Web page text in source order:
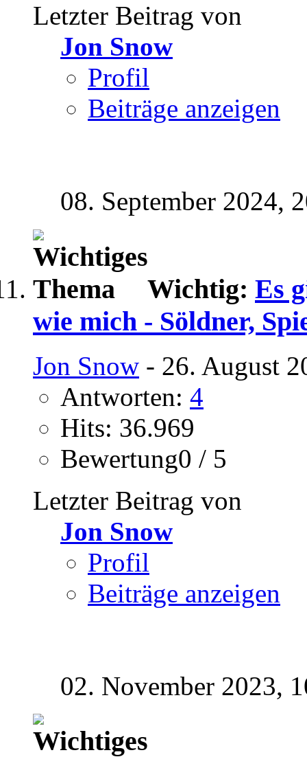
Letzter Beitrag von
Jon Snow
Profil
Beiträge anzeigen
08. September 2024,
Wichtig: Es
wie mich - Söldner,
Jon Snow - 26. August
Antworten: 4
Hits: 36.969
Bewertung0 / 5
Letzter Beitrag von
Jon Snow
Profil
Beiträge anzeigen
02. November 2023,